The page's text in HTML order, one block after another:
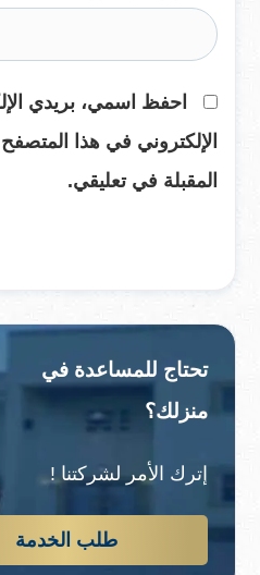
احفظ اسمي، بريدي
الإلكتروني في هذا
المقبلة في تعليقي.
تحتاج للمساعدة في
منزلك؟
إترك الأمر لشركتنا !
طلب الخدمة